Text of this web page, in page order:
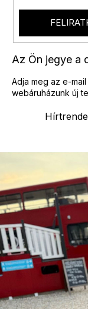
Az Ön jegye a
Adja meg az e-
webáruházunk új